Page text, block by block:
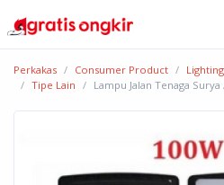
Perkakas Consumer Product Lighting
Tipe Lain
Lampu Jalan Tenaga